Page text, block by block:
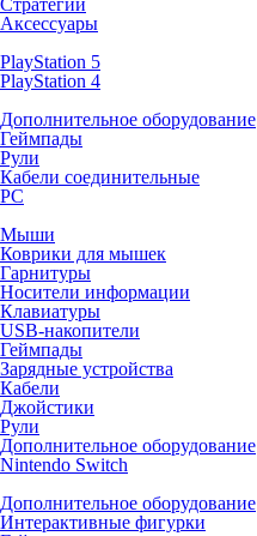
Стратегии
Аксессуары
PlayStation 5
PlayStation 4
Дополнительное оборудование
Геймпады
Рули
Кабели соединительные
PC
Мыши
Коврики для мышек
Гарнитуры
Носители информации
Клавиатуры
USB-накопители
Геймпады
Зарядные устройства
Кабели
Джойстики
Рули
Дополнительное оборудование
Nintendo Switch
Дополнительное оборудование
Интерактивные фигурки